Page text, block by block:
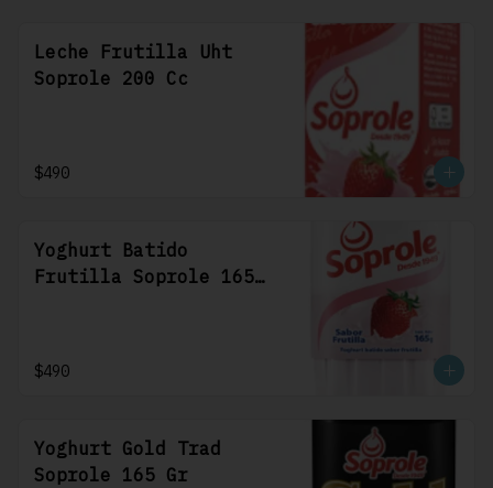
Leche Frutilla Uht
Soprole 200 Cc
$490
Yoghurt Batido
Frutilla Soprole 165
$490
Yoghurt Gold Trad
Soprole 165 Gr